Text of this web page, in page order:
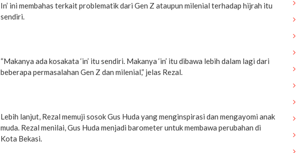
In’ ini membahas terkait problematik dari Gen Z ataupun milenial terhadap hijrah itu
sendiri.
“Makanya ada kosakata ‘in’ itu sendiri. Makanya ‘in’ itu dibawa lebih dalam lagi dari
beberapa permasalahan Gen Z dan milenial,” jelas Rezal.
Lebih lanjut, Rezal memuji sosok Gus Huda yang menginspirasi dan mengayomi anak
muda. Rezal menilai, Gus Huda menjadi barometer untuk membawa perubahan di
Kota Bekasi.